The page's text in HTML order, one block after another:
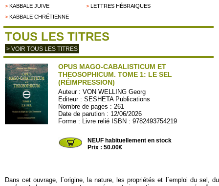
> KABBALE JUIVE >LETTRES HÉBRAIQUES
> KABBALE CHRÉTIENNE
TOUS LES TITRES
> VOIR TOUS LES TITRES
OPUS MAGO-CABALISTICUM ET
THEOSOPHICUM. TOME 1: LE SEL
(RÉIMPRESSION)
Auteur :VON WELLING Georg
Editeur :SESHETA Publications
Nombre de pages : 261
Date de parution : 12/06/2026
Forme : Livre relié ISBN : 9782493754219
NEUF habituellement en stock
Prix : 50.00€
Dans cet ouvrage, l´origine, la nature, les propriétés et l´emploi du sel, du